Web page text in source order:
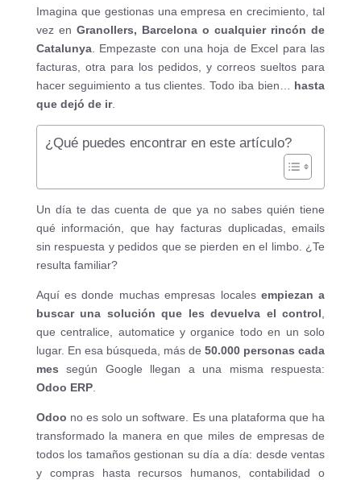
Imagina que gestionas una empresa en crecimiento, tal
vez en Granollers, Barcelona o cualquier rincón de
Catalunya. Empezaste con una hoja de Excel para las
facturas, otra para los pedidos, y correos sueltos para
hacer seguimiento a tus clientes. Todo iba bien… hasta
que dejó de ir.
¿Qué puedes encontrar en este artículo?
Un día te das cuenta de que ya no sabes quién tiene
qué información, que hay facturas duplicadas, emails
sin respuesta y pedidos que se pierden en el limbo. ¿Te
resulta familiar?
Aquí es donde muchas empresas locales empiezan a
buscar una solución que les devuelva el control
que centralice, automatice y organice todo en un solo
lugar. En esa búsqueda, más de50.000 personas cada
mes según Google llegan a una misma respuesta:
Odoo ERP.
Odoo no es solo un software. Es una plataforma que ha
transformado la manera en que miles de empresas de
todos los tamaños gestionan su día a día: desde ventas
y compras hasta recursos humanos, contabilidad o